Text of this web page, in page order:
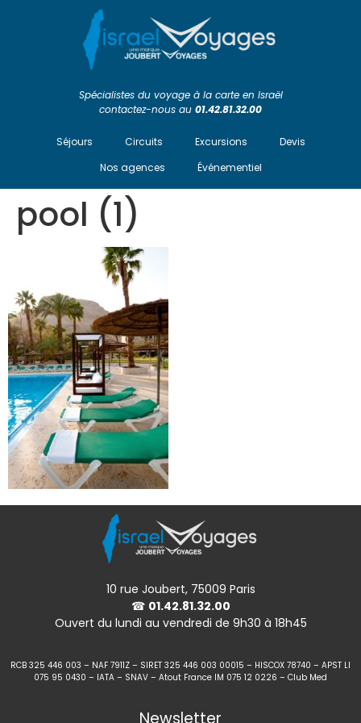
Spécialistes du voyage à la carte en Israël
contactez-nous au 01.42.81.32.00
Séjours Circuits Excursions
Devis
Nos agences
Événementiel
pool (1)
10 rue Joubert, 75009 Paris
☎ 01.42.81.32.00
Ouvert du lundi au vendredi de 9h30 à 18h45
RCB 325 446 003 – NAF 7911Z – SIRET 325 446 003 00015 – HISCOX 78740 – APST LI
075 95 0430 – IATA – SNAV – Atout France IM 075 12 0226 – Club Med